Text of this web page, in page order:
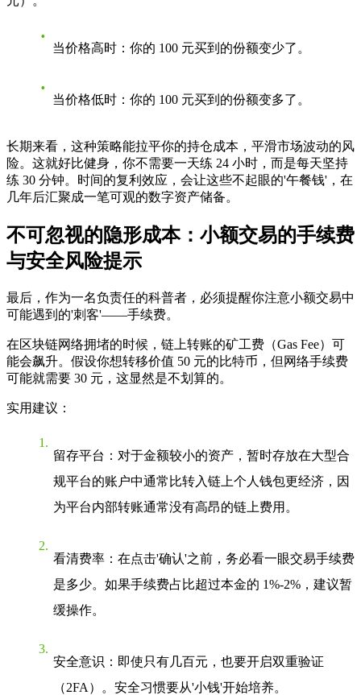
当价格高时 ：你的 100 元买到的份额变少了。
当价格低时 ：你的 100 元买到的份额变多了。
长期来看，这种策略能拉平你的持仓成本，平滑市场波动的风
险。这就好比健身，你不需要一天练 24 小时，而是每天坚持
练 30 分钟。时间的复利效应，会让这些不起眼的'午餐钱'，在
几年后汇聚成一笔可观的数字资产储备。
不可忽视的隐形成本：小额交易的手续费
与安全风险提示
最后，作为一名负责任的科普者，必须提醒你注意小额交易中
可能遇到的'刺客'——手续费。
在区块链网络拥堵的时候，链上转账的矿工费（Gas Fee）可
能会飙升。假设你想转移价值 50 元的比特币，但网络手续费
可能就需要 30 元，这显然是不划算的。
实用建议 ：
留存平台 ：对于金额较小的资产，暂时存放在大型合
规平台的账户中通常比转入链上个人钱包更经济，因
为平台内部转账通常没有高昂的链上费用。
看清费率 ：在点击'确认'之前，务必看一眼交易手续费
是多少。如果手续费占比超过本金的 1%-2%，建议暂
缓操作。
安全意识 ：即使只有几百元，也要开启双重验证
（2FA）。安全习惯要从'小钱'开始培养。